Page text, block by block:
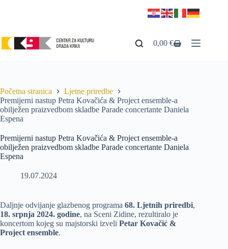
0,00€
Početna stranica
Ljetne priredbe
Premijerni nastup Petra Kovačića & Project ensemble-a
obilježen praizvedbom skladbe Parade concertante Daniela
Espena
Premijerni nastup Petra Kovačića & Project ensemble-a
obilježen praizvedbom skladbe Parade concertante Daniela
Espena
19.07.2024
Daljnje odvijanje glazbenog programa 68. Ljetnih priredbi,
18. srpnja 2024. godine, na Sceni Zidine, rezultiralo je
koncertom kojeg su majstorski izveli Petar Kovačić &
Project ensemble.